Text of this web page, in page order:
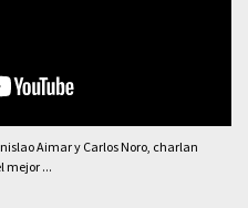
Aimar y Carlos Noro, charlan
mejor ...